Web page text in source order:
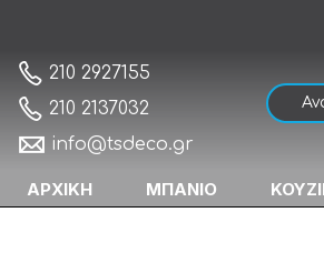
210 2927155
210 2137032
info@tsdeco.gr
ΑΡΧΙΚΗ ΜΠΑΝΙΟ